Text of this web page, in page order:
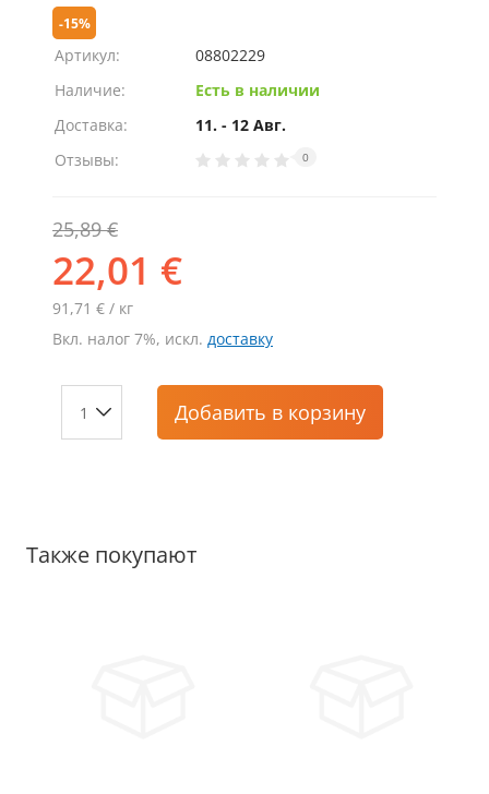
-15%
Артикул:
08802229
Наличие:
Есть в наличии
Доставка:
11. - 12 Авг.
Отзывы:
0
25,89 €
22,01 €
91,71 € / кг
Вкл. налог 7%, искл. доставку
Добавить в корзину
Также покупают